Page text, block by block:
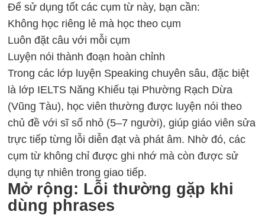
Để sử dụng tốt các cụm từ này, bạn cần:
Không học riêng lẻ mà học theo cụm
Luôn đặt câu với mỗi cụm
Luyện nói thành đoạn hoàn chỉnh
Trong các lớp luyện Speaking chuyên sâu, đặc biệt
là lớp IELTS Năng Khiếu tại Phường Rạch Dừa
(Vũng Tàu), học viên thường được luyện nói theo
chủ đề với sĩ số nhỏ (5–7 người), giúp giáo viên sửa
trực tiếp từng lỗi diễn đạt và phát âm. Nhờ đó, các
cụm từ không chỉ được ghi nhớ mà còn được sử
dụng tự nhiên trong giao tiếp.
Mở rộng: Lỗi thường gặp khi
dùng phrases